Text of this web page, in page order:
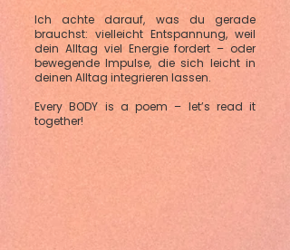
Ich achte darauf, was du gerade
brauchst: vielleicht Entspannung, weil
dein Alltag viel Energie fordert – oder
bewegende Impulse, die sich leicht in
deinen Alltag integrieren lassen.
Every BODY is a poem – let’s read it
together!